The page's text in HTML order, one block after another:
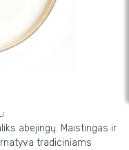
abejingų. Maistingas ir
tradiciniams